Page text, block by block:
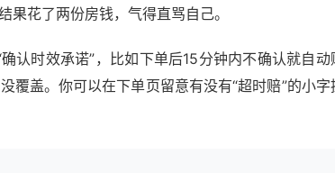
花了两份房钱，气得直骂自己。
认时效承诺”，比如下单后15分钟内不确认就自动
覆盖。你可以在下单页留意有没有“超时赔”的小字